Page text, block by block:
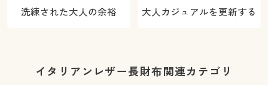
洗練された大人の余裕 大人カジュアルを更新する
イタリアンレザー長財布関連カテゴリ